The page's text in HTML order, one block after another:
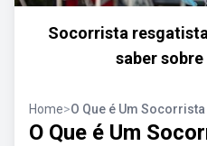
Socorrista
saber
Home>O Que é Um Socorrista
O Que é Um